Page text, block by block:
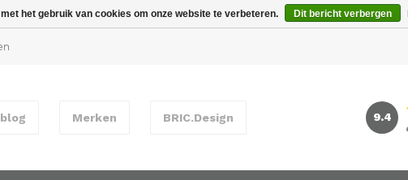
Merken BRIC.Design 9.4
het gebruik van cookies om onze website te verbeteren. Dit bericht verbergen